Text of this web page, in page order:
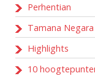
Perhentian
Tamana Negara
Highlights
10